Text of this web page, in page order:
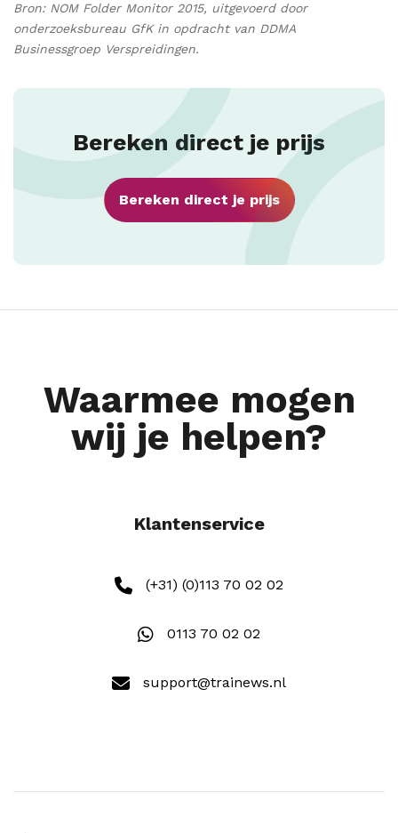
Bron: NOM Folder Monitor 2015, uitgevoerd door
onderzoeksbureau GfK in opdracht van DDMA
Businessgroep Verspreidingen.
Bereken direct je prijs
Bereken direct je prijs
Waarmee mogen
wij je helpen?
Klantenservice
(+31) (0)113 70 02 02
0113 70 02 02
support@trainews.nl